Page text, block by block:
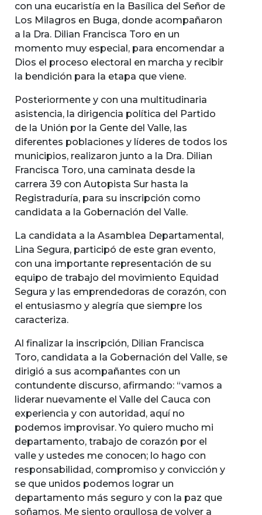
con una eucaristía en la Basílica del Señor de
Los Milagros en Buga, donde acompañaron
a la Dra. Dilian Francisca Toro en un
momento muy especial, para encomendar a
Dios el proceso electoral en marcha y recibir
la bendición para la etapa que viene.
Posteriormente y con una multitudinaria
asistencia, la dirigencia política del Partido
de la Unión por la Gente del Valle, las
diferentes poblaciones y líderes de todos los
municipios, realizaron junto a la Dra. Dilian
Francisca Toro, una caminata desde la
carrera 39 con Autopista Sur hasta la
Registraduría, para su inscripción como
candidata a la Gobernación del Valle.
La candidata a la Asamblea Departamental,
Lina Segura, participó de este gran evento,
con una importante representación de su
equipo de trabajo del movimiento Equidad
Segura y las emprendedoras de corazón, con
el entusiasmo y alegría que siempre los
caracteriza.
Al finalizar la inscripción, Dilian Francisca
Toro, candidata a la Gobernación del Valle, se
dirigió a sus acompañantes con un
contundente discurso, afirmando: “vamos a
liderar nuevamente el Valle del Cauca con
experiencia y con autoridad, aquí no
podemos improvisar. Yo quiero mucho mi
departamento, trabajo de corazón por el
valle y ustedes me conocen; lo hago con
responsabilidad, compromiso y convicción y
se que unidos podemos lograr un
departamento más seguro y con la paz que
soñamos. Me siento orgullosa de volver a